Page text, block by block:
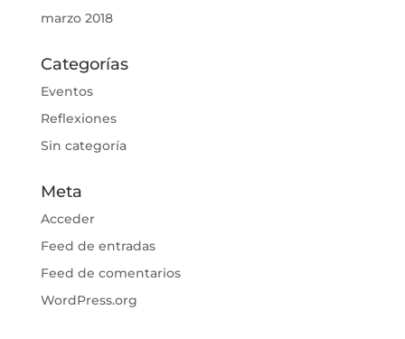
marzo 2018
Categorías
Eventos
Reflexiones
Sin categoría
Meta
Acceder
Feed de entradas
Feed de comentarios
WordPress.org